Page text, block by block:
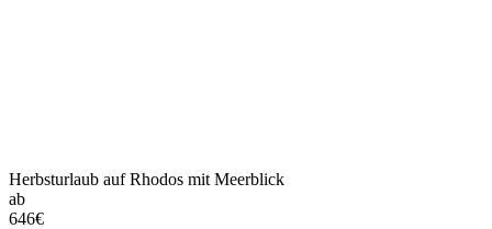
Herbsturlaub auf Rhodos mit Meerblick
ab
646€